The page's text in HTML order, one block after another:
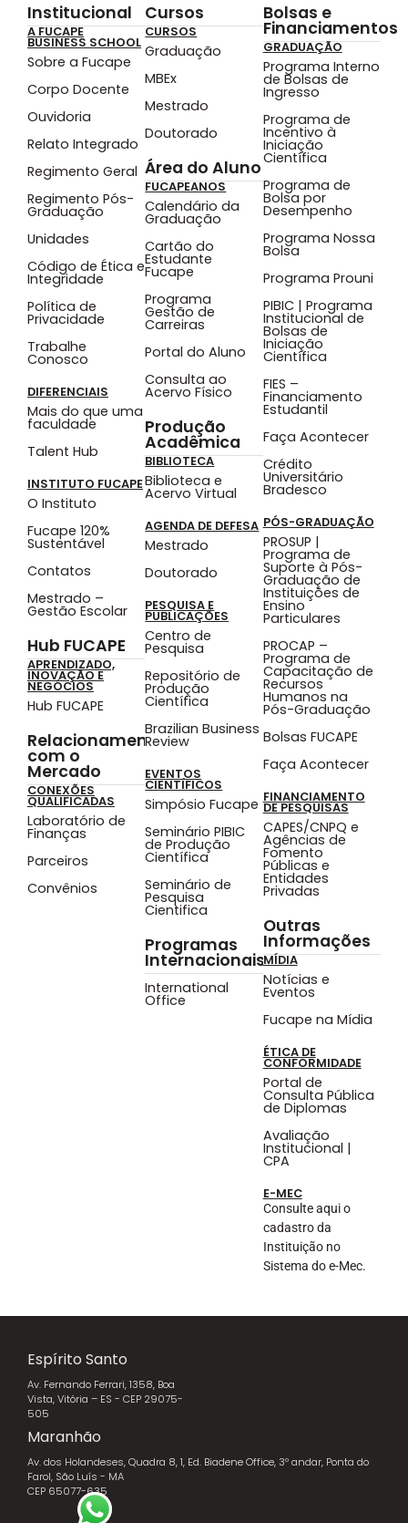
Institucional
A FUCAPE
BUSINESS SCHOOL
Sobre a Fucape
Corpo Docente
Ouvidoria
Relato Integrado
Regimento Geral
Regimento Pós-
Graduação
Unidades
Código de Ética e
Integridade
Política de
Privacidade
Trabalhe
Conosco
DIFERENCIAIS
Mais do que uma
faculdade
Talent Hub
INSTITUTO FUCAPE
O Instituto
Fucape 120%
Sustentável
Contatos
Mestrado –
Gestão Escolar
Hub FUCAPE
APRENDIZADO,
INOVAÇÃO E
NEGÓCIOS
Hub FUCAPE
Relacionamento
com o
Mercado
CONEXÕES
QUALIFICADAS
Laboratório de
Finanças
Parceiros
Convênios
Cursos
CURSOS
Graduação
MBEx
Mestrado
Doutorado
Área do Aluno
FUCAPEANOS
Calendário da
Graduação
Cartão do
Estudante
Fucape
Programa
Gestão de
Carreiras
Portal do Aluno
Consulta ao
Acervo Físico
Produção
Acadêmica
BIBLIOTECA
Biblioteca e
Acervo Virtual
AGENDA DE DEFESA
Mestrado
Doutorado
PESQUISA E
PUBLICAÇÕES
Centro de
Pesquisa
Repositório de
Produção
Científica
Brazilian Business
Review
EVENTOS
CIENTÍFICOS
Simpósio Fucape
Seminário PIBIC
de Produção
Científica
Seminário de
Pesquisa
Cientifica
Programas
Internacionais
International
Office
Bolsas e
Financiamentos
GRADUAÇÃO
Programa Interno
de Bolsas de
Ingresso
Programa de
Incentivo à
Iniciação
Científica
Programa de
Bolsa por
Desempenho
Programa Nossa
Bolsa
Programa Prouni
PIBIC | Programa
Institucional de
Bolsas de
Iniciação
Científica
FIES –
Financiamento
Estudantil
Faça Acontecer
Crédito
Universitário
Bradesco
PÓS-GRADUAÇÃO
PROSUP |
Programa de
Suporte à Pós-
Graduação de
Instituições de
Ensino
Particulares
PROCAP –
Programa de
Capacitação de
Recursos
Humanos na
Pós-Graduação
Bolsas FUCAPE
Faça Acontecer
FINANCIAMENTO
DE PESQUISAS
CAPES/CNPQ e
Agências de
Fomento
Públicas e
Entidades
Privadas
Outras
Informações
MÍDIA
Notícias e
Eventos
Fucape na Mídia
ÉTICA DE
CONFORMIDADE
Portal de
Consulta Pública
de Diplomas
Avaliação
Institucional |
CPA
E-MEC
Consulte aqui o
cadastro da
Instituição no
Sistema do e-Mec.
Espírito Santo
Av. Fernando Ferrari, 1358, Boa
Vista, Vitória – ES - CEP 29075-
505
Maranhão
Av. dos Holandeses, Quadra 8, 1, Ed. Biadene Office, 3º andar, Ponta do
Farol, São Luís - MA
CEP 65077-635